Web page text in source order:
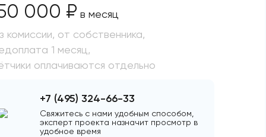
000 ₽ в месяц
комиссии, от собственника,
1 месяц,
оплачиваются отдельно
+7 (495) 324-66-33
Свяжитесь с нами удобным способом,
эксперт проекта назначит просмотр в
удобное время